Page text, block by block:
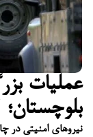
عملیات
بلوچستان؛ ۱۲ تروریست کشته شدند